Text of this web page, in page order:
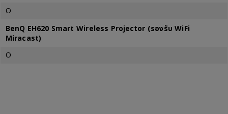
O
BenQ EH620 Smart Wireless Projector (รองรับ WiFi
Miracast)
O